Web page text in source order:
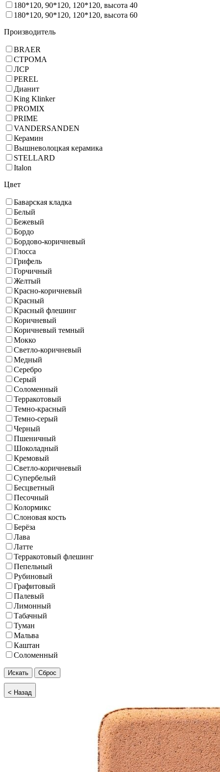
180*120, 90*120, 120*120, высота 40
180*120, 90*120, 120*120, высота 60
Производитель
BRAER
СТРОМА
ЛСР
PEREL
Дианит
King Klinker
PROMIX
PRIME
VANDERSANDEN
Керамин
Вышневолоцкая керамика
STELLARD
Italon
Цвет
Баварская кладка
Белый
Бежевый
Бордо
Бордово-коричневый
Глосса
Грифель
Горчичный
Желтый
Красно-коричневый
Красный
Красный флешинг
Коричневый
Коричневый темный
Мокко
Светло-коричневый
Медный
Серебро
Серый
Соломенный
Терракотовый
Темно-красный
Темно-серый
Черный
Пшеничный
Шоколадный
Кремовый
Светло-коричневый
Супербелый
Бесцветный
Песочный
Колормикс
Слоновая кость
Берёза
Лава
Латте
Терракотовый флешинг
Пепельный
Рубиновый
Графитовый
Палевый
Лимонный
Табачный
Туман
Мальва
Каштан
Соломенный